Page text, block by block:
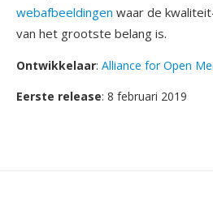
webafbeeldingen waar de
van het grootste belang is.
Ontwikkelaar: Alliance for Open
Eerste release: 8 februari 2019